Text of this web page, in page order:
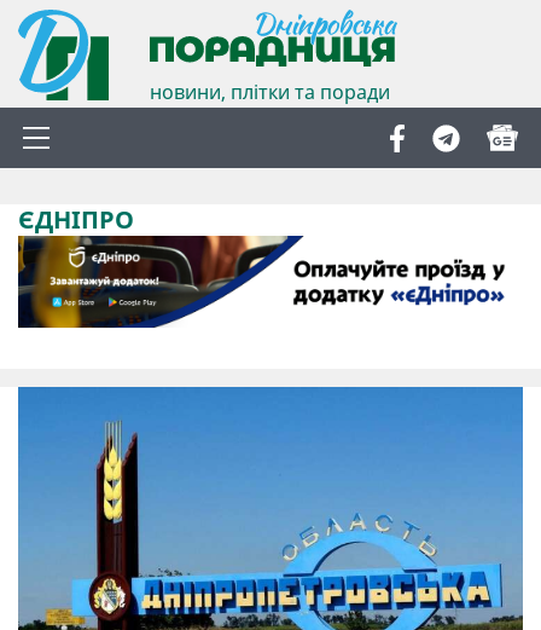
новини, плітки та поради
ЄДНІПРО